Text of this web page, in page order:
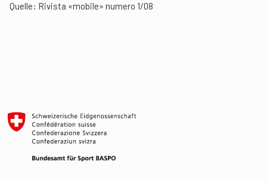
Quelle: Rivista «mobile» numero 1/08